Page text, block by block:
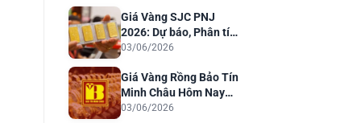
Giá Vàng SJC PNJ
2026: Dự báo, Phân tích
& Lời khuyên Đầu tư
03/06/2026
Giá Vàng Rồng Bảo Tín
Minh Châu Hôm Nay
2026: Dự Báo & Phân
03/06/2026